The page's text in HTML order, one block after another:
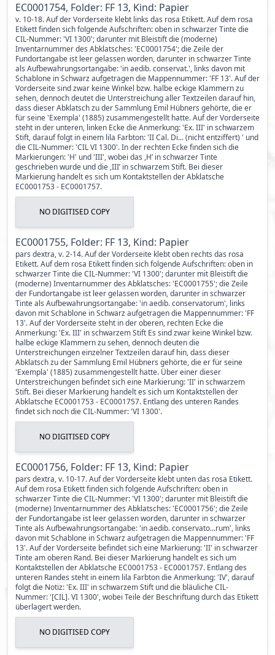
EC0001754, Folder: FF 13, Kind: Papier
v. 10-18. Auf der Vorderseite klebt links das rosa Etikett. Auf dem rosa
Etikett finden sich folgende Aufschriften: oben in schwarzer Tinte die
CIL-Nummer: 'VI 1300'; darunter mit Bleistift die (moderne)
Inventarnummer des Abklatsches: 'EC0001754'; die Zeile der
Fundortangabe ist leer gelassen worden, darunter in schwarzer Tinte
als Aufbewahrungsortangabe: 'in aedib. conservat.', links davon mit
Schablone in Schwarz aufgetragen die Mappennummer: 'FF 13'. Auf der
Vorderseite sind zwar keine Winkel bzw. halbe eckige Klammern zu
sehen, dennoch deutet die Unterstreichung aller Textzeilen darauf hin,
dass dieser Abklatsch zu der Sammlung Emil Hübners gehörte, die er
für seine 'Exempla' (1885) zusammengestellt hatte. Auf der Vorderseite
steht in der unteren, linken Ecke die Anmerkung: 'Ex. III' in schwarzem
Stift, darauf folgt in einem lila Farbton: 'II Cal. Di... (nicht entziffert) ' und
die CIL-Nummer: 'CIL VI 1300'. In der rechten Ecke finden sich die
Markierungen: 'H' und 'III', wobei das ,H’ in schwarzer Tinte
geschrieben wurde und die ,III’ in schwarzem Stift. Bei dieser
Markierung handelt es sich um Kontaktstellen der Abklatsche
EC0001753 - EC0001757.
NO DIGITISED COPY
EC0001755, Folder: FF 13, Kind: Papier
pars dextra, v. 2-14. Auf der Vorderseite klebt oben rechts das rosa
Etikett. Auf dem rosa Etikett finden sich folgende Aufschriften: oben in
schwarzer Tinte die CIL-Nummer: 'VI 1300'; darunter mit Bleistift die
(moderne) Inventarnummer des Abklatsches: 'EC0001755'; die Zeile
der Fundortangabe ist leer gelassen worden, darunter in schwarzer
Tinte als Aufbewahrungsortangabe: 'in aedib. conservatorum', links
davon mit Schablone in Schwarz aufgetragen die Mappennummer: 'FF
13'. Auf der Vorderseite steht in der oberen, rechten Ecke die
Anmerkung: 'Ex. III' in schwarzem Stift Es sind zwar keine Winkel bzw.
halbe eckige Klammern zu sehen, dennoch deuten die
Unterstreichungen einzelner Textzeilen darauf hin, dass dieser
Abklatsch zu der Sammlung Emil Hübners gehörte, die er für seine
'Exempla' (1885) zusammengestellt hatte. Über einer dieser
Unterstreichungen befindet sich eine Markierung: 'II' in schwarzem
Stift. Bei dieser Markierung handelt es sich um Kontaktstellen der
Abklatsche EC0001753 - EC0001757. Entlang des unteren Randes
findet sich noch die CIL-Nummer: 'VI 1300'.
NO DIGITISED COPY
EC0001756, Folder: FF 13, Kind: Papier
pars dextra, v. 10-17. Auf der Vorderseite klebt unten das rosa Etikett.
Auf dem rosa Etikett finden sich folgende Aufschriften: oben in
schwarzer Tinte die CIL-Nummer: 'VI 1300'; darunter mit Bleistift die
(moderne) Inventarnummer des Abklatsches: 'EC0001756'; die Zeile
der Fundortangabe ist leer gelassen worden, darunter in schwarzer
Tinte als Aufbewahrungsortangabe: 'in aedib. conservato...rum', links
davon mit Schablone in Schwarz aufgetragen die Mappennummer: 'FF
13'. Auf der Vorderseite befindet sich eine Markierung: 'II' in schwarzer
Tinte am oberen Rand. Bei dieser Markierung handelt es sich um
Kontaktstellen der Abklatsche EC0001753 - EC0001757. Entlang des
unteren Randes steht in einem lila Farbton die Anmerkung: 'IV', darauf
folgt die Notiz: 'Ex. III' in schwarzem Stift und die bläuliche CIL-
Nummer: '[CIL]. VI 1300', wobei Teile der Beschriftung durch das Etikett
überlagert werden.
NO DIGITISED COPY